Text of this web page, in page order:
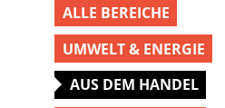
ALLE BEREICHE
UMWELT & ENERGIE
AUS DEM HANDEL